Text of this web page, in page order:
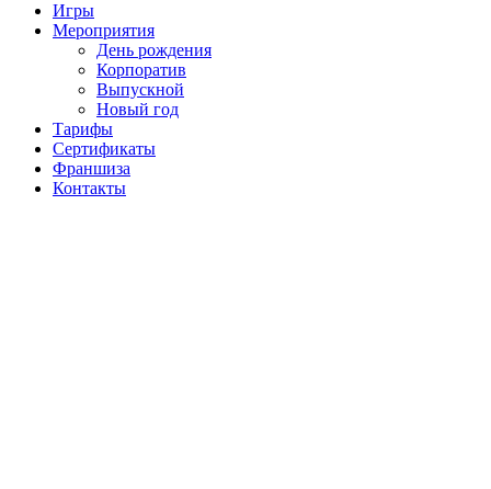
Игры
Мероприятия
День рождения
Корпоратив
Выпускной
Новый год
Тарифы
Сертификаты
Франшиза
Контакты